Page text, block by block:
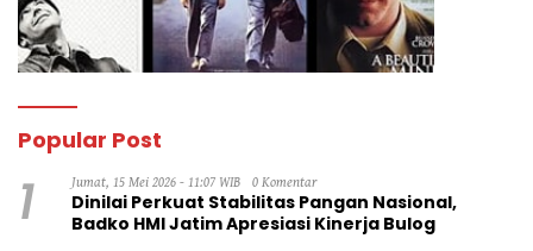
Popular Post
1 Jumat, 15 Mei 2026 - 11:07 WIB 0 Komentar
Dinilai Perkuat Stabilitas Pangan Nasional,
Badko HMI Jatim Apresiasi Kinerja Bulog